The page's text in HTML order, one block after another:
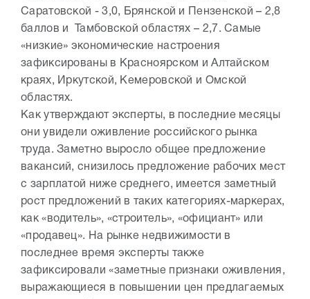
Саратовской - 3,0, Брянской и Пензенской – 2,8
баллов и Тамбовской областях – 2,7. Самые
«низкие» экономические настроения
зафиксированы в Красноярском и Алтайском
краях, Иркутской, Кемеровской и Омской
областях.
Как утверждают эксперты, в последние месяцы
они увидели оживление российского рынка
труда. Заметно выросло общее предложение
вакансий, снизилось предложение рабочих мест
с зарплатой ниже среднего, имеется заметный
рост предложений в таких категориях-маркерах,
как «водитель», «строитель», «официант» или
«продавец». На рынке недвижимости в
последнее время эксперты также
зафиксировали «заметные признаки оживления,
выражающиеся в повышении цен предлагаемых